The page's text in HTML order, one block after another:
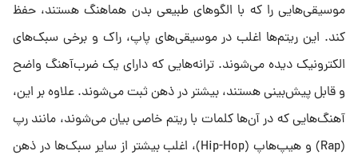
موسیقی‌هایی را که با الگوهای طبیعی بدن هماهنگ هستند، حفظ
کند. این ریتم‌ها اغلب در موسیقی‌های پاپ، راک و برخی سبک‌های
الکترونیک دیده می‌شوند. ترانه‌هایی که دارای یک ضرب‌آهنگ واضح
و قابل پیش‌بینی هستند، بیشتر در ذهن ثبت می‌شوند. علاوه بر این،
آهنگ‌هایی که در آن‌ها کلمات با ریتم خاصی بیان می‌شوند، مانند رپ
(Rap) و هیپ‌هاپ (Hip-Hop)، اغلب بیشتر از سایر سبک‌ها در ذهن